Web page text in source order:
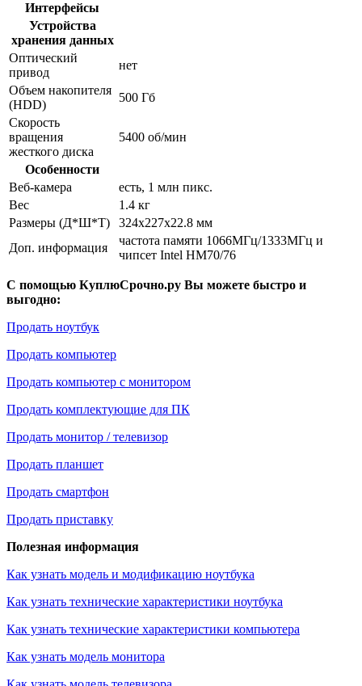
Интерфейсы
Устройства
хранения данных
Оптический
привод
нет
Объем накопителя
(HDD)
500 Гб
Скорость
вращения
жесткого диска
5400 об/мин
Особенности
Веб-камера
есть, 1 млн пикс.
Вес
1.4 кг
Размеры (Д*Ш*Т)
324x227x22.8 мм
Доп. информация
частота памяти 1066МГц/1333МГц и
чипсет Intel HM70/76
С помощью КуплюСрочно.ру Вы можете быстро и
выгодно:
Продать ноутбук
Продать компьютер
Продать компьютер с монитором
Продать комплектующие для ПК
Продать монитор / телевизор
Продать планшет
Продать смартфон
Продать приставку
Полезная информация
Как узнать модель и модификацию ноутбука
Как узнать технические характеристики ноутбука
Как узнать технические характеристики компьютера
Как узнать модель монитора